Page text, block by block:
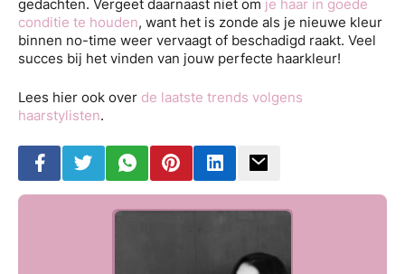
gedachten. Vergeet daarnaast niet om je haar in goede
conditie te houden, want het is zonde als je nieuwe kleur
binnen no-time weer vervaagt of beschadigd raakt. Veel
succes bij het vinden van jouw perfecte haarkleur!
Lees hier ook over de laatste trends volgens
haarstylisten.